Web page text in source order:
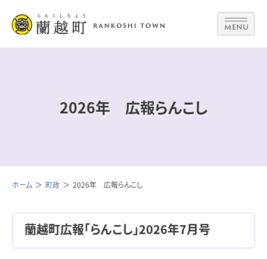
MENU
2026年 広報らんこし
ホーム 町政 2026年 広報らんこし
蘭越町広報「らんこし」2026年7月号